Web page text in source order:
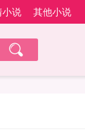
说 其他小说